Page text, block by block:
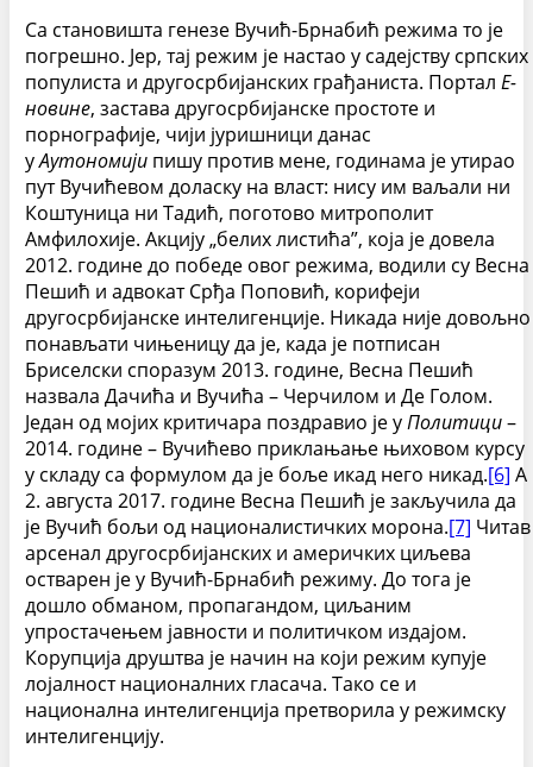
Са становишта генезе Вучић-Брнабић режима то је
погрешно. Јер, тај режим је настао у садејству српских
популиста и другосрбијанских грађаниста. Портал Е-
новине, застава другосрбијанске простоте и
порнографије, чији јуришници данас
уАутономији пишу против мене, годинама је утирао
пут Вучићевом доласку на власт: нису им ваљали ни
Коштуница ни Тадић, поготово митрополит
Амфилохије. Акцију „белих листића”, која је довела
2012. године до победе овог режима, водили су Весна
Пешић и адвокат Срђа Поповић, корифеји
другосрбијанске интелигенције. Никада није довољно
понављати чињеницу да је, када је потписан
Бриселски споразум 2013. године, Весна Пешић
назвала Дачића и Вучића – Черчилом и Де Голом.
Један од мојих критичара поздравио је уПолитици–
2014. године – Вучићево приклањање њиховом курсу
у складу са формулом да је боље икад него никад.[6] А
2. августа 2017. године Весна Пешић је закључила да
је Вучић бољи од националистичких морона.[7] Читав
арсенал другосрбијанских и америчких циљева
остварен је у Вучић-Брнабић режиму. До тога је
дошло обманом, пропагандом, циљаним
упростачењем јавности и политичком издајом.
Корупција друштва је начин на који режим купује
лојалност националних гласача. Тако се и
национална интелигенција претворила у режимску
интелигенцију.